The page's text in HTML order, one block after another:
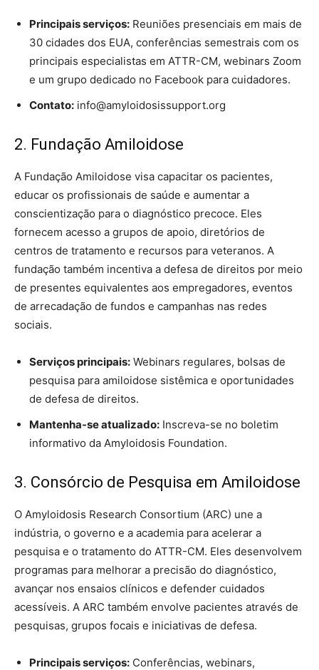
Principais serviços: Reuniões presenciais em mais de
30 cidades dos EUA, conferências semestrais com os
principais especialistas em ATTR-CM, webinars Zoom
e um grupo dedicado no Facebook para cuidadores.
Contato: info@amyloidosissupport.org
2. Fundação Amiloidose
A Fundação Amiloidose visa capacitar os pacientes,
educar os profissionais de saúde e aumentar a
conscientização para o diagnóstico precoce. Eles
fornecem acesso a grupos de apoio, diretórios de
centros de tratamento e recursos para veteranos. A
fundação também incentiva a defesa de direitos por meio
de presentes equivalentes aos empregadores, eventos
de arrecadação de fundos e campanhas nas redes
sociais.
Serviços principais: Webinars regulares, bolsas de
pesquisa para amiloidose sistêmica e oportunidades
de defesa de direitos.
Mantenha-se atualizado: Inscreva-se no boletim
informativo da Amyloidosis Foundation.
3. Consórcio de Pesquisa em Amiloidose
O Amyloidosis Research Consortium (ARC) une a
indústria, o governo e a academia para acelerar a
pesquisa e o tratamento do ATTR-CM. Eles desenvolvem
programas para melhorar a precisão do diagnóstico,
avançar nos ensaios clínicos e defender cuidados
acessíveis. A ARC também envolve pacientes através de
pesquisas, grupos focais e iniciativas de defesa.
Principais serviços: Conferências, webinars,